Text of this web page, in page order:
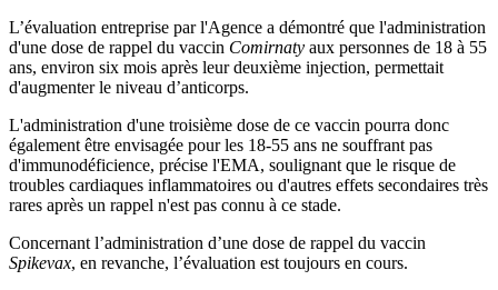
L’évaluation entreprise par l'Agence a démontré que l'administration
d'une dose de rappel du vaccin Comirnaty aux personnes de 18 à 55
ans, environ six mois après leur deuxième injection, permettait
d'augmenter le niveau d’anticorps.
L'administration d'une troisième dose de ce vaccin pourra donc
également être envisagée pour les 18-55 ans ne souffrant pas
d'immunodéficience, précise l'EMA, soulignant que le risque de
troubles cardiaques inflammatoires ou d'autres effets secondaires très
rares après un rappel n'est pas connu à ce stade.
Concernant l’administration d’une dose de rappel du vaccin
Spikevax, en revanche, l’évaluation est toujours en cours.